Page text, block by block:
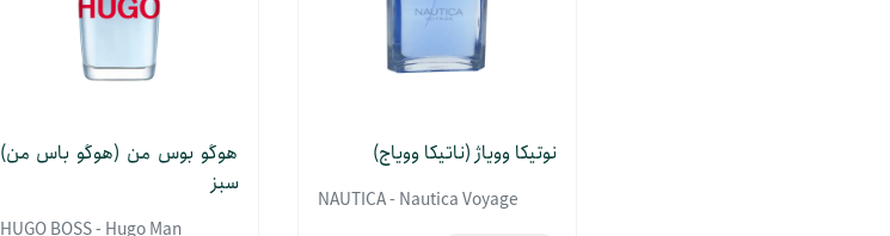
نوتیکا وویاژ (ناتیکا وویاج)
NAUTICA - Nautica Voyage
هوگو بوس من (هوگو باس من)
سبز
HUGO BOSS - Hugo Man